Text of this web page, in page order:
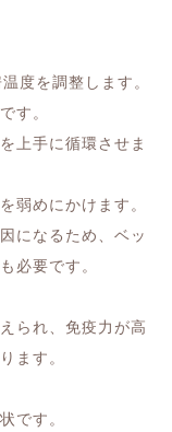
度を調整します。
す。
上手に循環させま
弱めにかけます。
になるため、ベッ
必要です。
られ、免疫力が高
ます。
です。